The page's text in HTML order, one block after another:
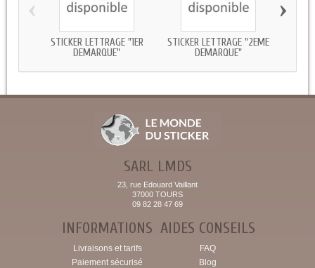
STICKER LETTRAGE "1ER
DEMARQUE"
STICKER LETTRAGE "2EME
DEMARQUE"
‹ ›
SARL LMDS
23, rue Edouard Vaillant
37000 TOURS
09 82 28 47 69
INFORMATIONS
Livraisons et tarifs
Paiement sécurisé
AIDES CONSEILS
FAQ
Blog